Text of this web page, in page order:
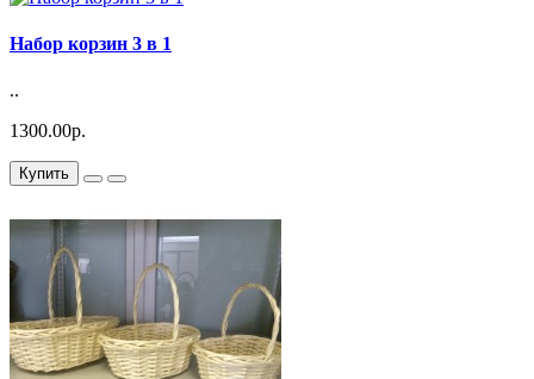
Набор корзин 3 в 1
..
1300.00р.
Купить